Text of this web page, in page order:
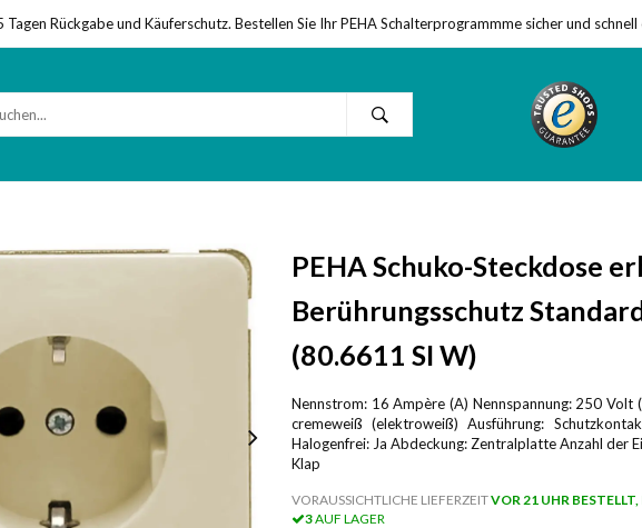
Rückgabe und Käuferschutz. Bestellen Sie Ihr PEHA Schalterprogrammme sicher und schnell
PEHA Schuko-Steckdose
Berührungsschutz
(80.6611 SI W)
Nennstrom: 16 Ampère (A) Nennspannung: 250
cremeweiß (elektroweiß) Ausführung:
Halogenfrei: Ja Abdeckung: Zentralplatte Anzahl der
Klap
VORAUSSICHTLICHE LIEFERZEITVOR 21 UHR
3AUF LAGER